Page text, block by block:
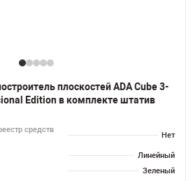
плоскостей ADA Cube 3-
Edition в комплекте штатив
средств
Нет
Линейный
Зеленый